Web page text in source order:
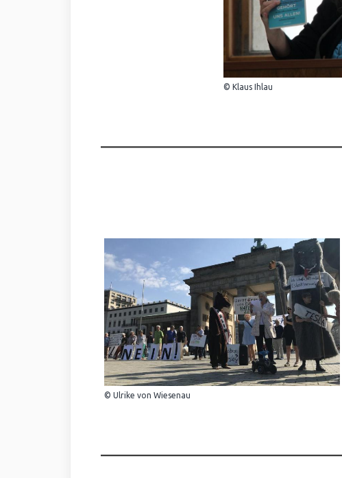
© Klaus Ihlau
© Ulrike von Wiesenau